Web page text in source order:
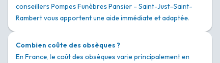
conseillers Pompes Funèbres Pansier - Saint-Just-Saint-
Rambert vous apportent une aide immédiate et adaptée.
Combien coûte des obsèques ?
En France, le coût des obsèques varie principalement en